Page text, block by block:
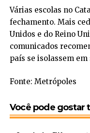
Várias escolas no
fechamento. Mais
Unidos e do Reino
comunicados
país se isolassem em
Fonte: Metrópoles
Você pode gostar